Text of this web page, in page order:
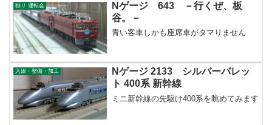
独り 運転会
Nゲージ 643 －行くぜ、板
谷。－
青い客車しかも座席車がタマりません
入線・整備・加工
Nゲージ 2133 シルバーバレッ
ト 400系 新幹線
ミニ新幹線の先駆け400系を眺めてみます